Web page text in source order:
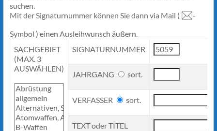
suchen.
Mit der Signaturnummer können Sie dann via Mail (
-
Symbol ) einen Ausleihwunsch äußern.
SACHGEBIET
(MAX. 3
AUSWÄHLEN)
SIGNATURNUMMER
JAHRGANG sort.
VERFASSER sort.
TEXT oder TITEL